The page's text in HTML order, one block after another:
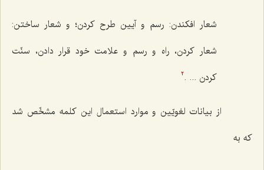
شعار افکندن: رسم و آیین طرح کردن؛ و شعار ساختن:
شعار کردن، راه و رسم و علامت خود قرار دادن، سنّت
کردن ... .2
از بیانات لغویّین و موارد استعمال این کلمه مشخّص شد
که به